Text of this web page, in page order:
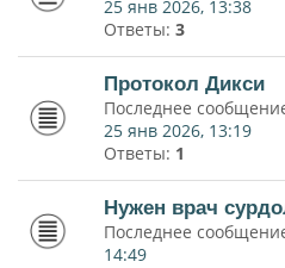
25 янв 2026, 13:38
Ответы: 3
Протокол Дикси
Последнее
25 янв 2026, 13:19
Ответы: 1
Нужен врач
Последнее
14:49